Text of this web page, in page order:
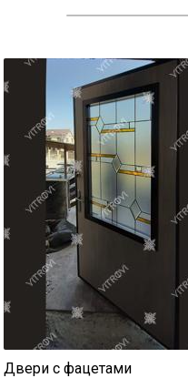
Двери с фацетами